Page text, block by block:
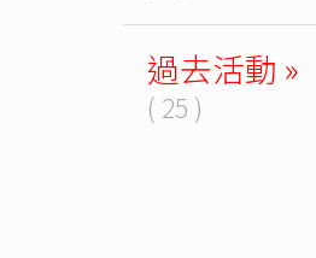
過去活動 »
( 25 )